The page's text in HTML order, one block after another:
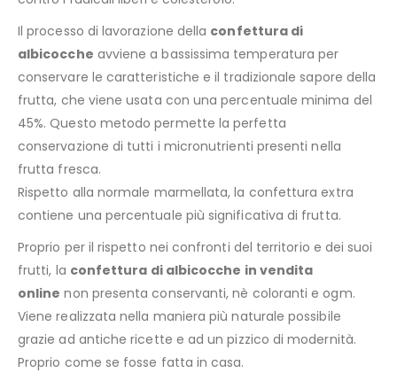
Il processo di lavorazione della confettura di
albicocche avviene a bassissima temperatura per
conservare le caratteristiche e il tradizionale sapore della
frutta, che viene usata con una percentuale minima del
45%. Questo metodo permette la perfetta
conservazione di tutti i micronutrienti presenti nella
frutta fresca.
Rispetto alla normale marmellata, la confettura extra
contiene una percentuale più significativa di frutta.
Proprio per il rispetto nei confronti del territorio e dei suoi
frutti, la confettura di albicocche in vendita
online non presenta conservanti, nè coloranti e ogm.
Viene realizzata nella maniera più naturale possibile
grazie ad antiche ricette e ad un pizzico di modernità.
Proprio come se fosse fatta in casa.